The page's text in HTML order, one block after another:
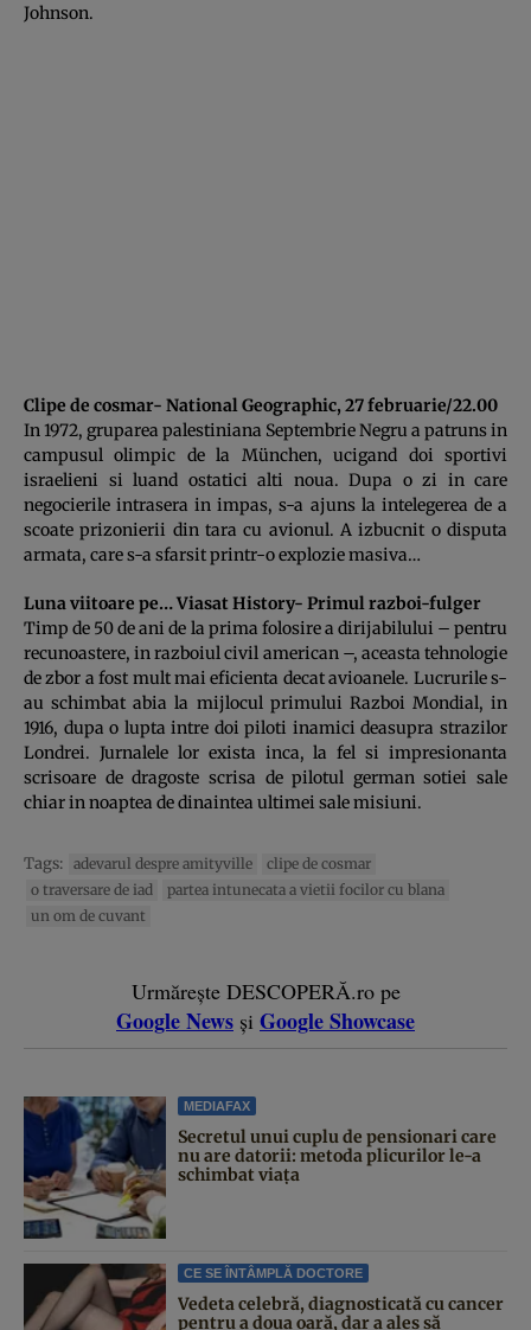
Johnson.
Clipe de cosmar- National Geographic, 27 februarie/22.00
In 1972, gruparea palestiniana Septembrie Negru a patruns in
campusul olimpic de la München, ucigand doi sportivi
israelieni si luand ostatici alti noua. Dupa o zi in care
negocierile intrasera in impas, s-a ajuns la intelegerea de a
scoate prizonierii din tara cu avionul. A izbucnit o disputa
armata, care s-a sfarsit printr-o explozie masiva…
Luna viitoare pe… Viasat History- Primul razboi-fulger
Timp de 50 de ani de la prima folosire a dirijabilului – pentru
recunoastere, in razboiul civil american –, aceasta tehnologie
de zbor a fost mult mai eficienta decat avioanele. Lucrurile s-
au schimbat abia la mijlocul primului Razboi Mondial, in
1916, dupa o lupta intre doi piloti inamici deasupra strazilor
Londrei. Jurnalele lor exista inca, la fel si impresionanta
scrisoare de dragoste scrisa de pilotul german sotiei sale
chiar in noaptea de dinaintea ultimei sale misiuni.
Tags: adevarul despre amityville
clipe de cosmar
o traversare de iad
partea intunecata a vietii focilor cu blana
un om de cuvant
Urmărește DESCOPERĂ.ro pe
Google News și Google Showcase
MEDIAFAX
Secretul unui cuplu de pensionari care
nu are datorii: metoda plicurilor le-a
schimbat viața
CE SE ÎNTÂMPLĂ DOCTORE
Vedeta celebră, diagnosticată cu cancer
pentru a doua oară, dar a ales să